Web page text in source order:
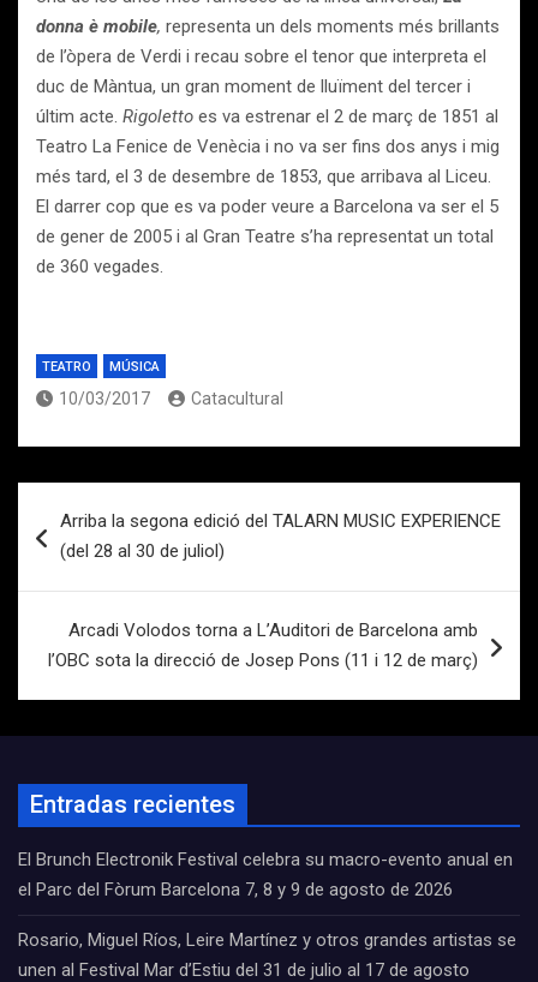
donna è mobile, representa un dels moments més brillants
de l’òpera de Verdi i recau sobre el tenor que interpreta el
duc de Màntua, un gran moment de lluïment del tercer i
últim acte. Rigoletto es va estrenar el 2 de març de 1851 al
Teatro La Fenice de Venècia i no va ser fins dos anys i mig
més tard, el 3 de desembre de 1853, que arribava al Liceu.
El darrer cop que es va poder veure a Barcelona va ser el 5
de gener de 2005 i al Gran Teatre s’ha representat un total
de 360 vegades.
TEATRO MÚSICA
10/03/2017 Catacultural
de
Arriba la segona edició del TALARN MUSIC EXPERIENCE
(del 28 al 30 de juliol)
Arcadi Volodos torna a L’Auditori de Barcelona amb
l’OBC sota la direcció de Josep Pons (11 i 12 de març)
Entradas recientes
El Brunch Electronik Festival celebra su macro-evento anual en
el Parc del Fòrum Barcelona 7, 8 y 9 de agosto de 2026
Rosario, Miguel Ríos, Leire Martínez y otros grandes artistas se
unen al Festival Mar d’Estiu del 31 de julio al 17 de agosto